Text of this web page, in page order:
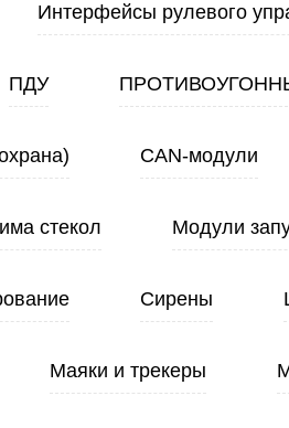
Интерфейсы рулевого
ПДУ
CAN-модули
стекол Модули
Сирены
Маяки и трекеры